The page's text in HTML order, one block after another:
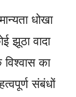
धोखा
झूठा वादा
का
संबंधों